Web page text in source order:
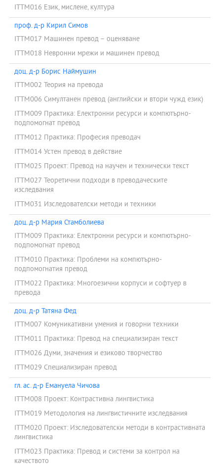
ITTM016 Език, мислене, култура
проф. д-р Кирил Симов
ITTM017 Машинен превод – оценяване
ITTM018 Невронни мрежи и машинен превод
доц. д-р Борис Наймушин
ITTM002 Теория на превода
ITTM006 Симултанен превод (английски и втори чужд език)
ITTM009 Практика: Електронни ресурси и компютърно-
подпомогнат превод
ITTM012 Практика: Професия преводач
ITTM014 Устен превод в действие
ITTM025 Проект: Превод на научен и технически текст
ITTM027 Теоретични подходи в преводаческите
изследвания
ITTM031 Изследователски методи и техники
доц. д-р Мария Стамболиева
ITTM009 Практика: Електронни ресурси и компютърно-
подпомогнат превод
ITTM010 Практика: Проблеми на компютърно-
подпомогнатия превод
ITTM022 Практика: Многоезични корпуси и софтуер в
превода
доц. д-р Татяна Фед
ITTM007 Комуникативни умения и говорни техники
ITTM011 Практика: Превод на специализиран текст
ITTM026 Думи, значения и езиково творчество
ITTM029 Специализиран превод
гл. ас. д-р Емануела Чичова
ITTM008 Проект: Контрастивна лингвистика
ITTM019 Методология на лингвистичните изследвания
ITTM020 Проект: Изследователски методи в контрастивната
лингвистика
ITTM023 Практика: Превод и системи за контрол на
качеството